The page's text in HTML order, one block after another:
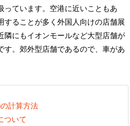
っています。空港に近いこともあ
することが多く外国人向けの店舗展
隣にもイオンモールなど大型店舗が
す。郊外型店舗であるので、車があ
計算方法
ついて